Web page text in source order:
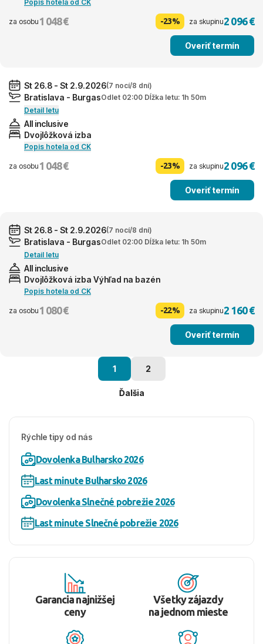
Popis hotela od CK
za osobu 1 048 € -23% za skupinu2 096 €
Overiť termín
St 26.8 - St 2.9.2026(7 nocí/8 dní)
Bratislava - BurgasOdlet 02:00 Dĺžka letu: 1h 50m
Detail letu
All inclusive
Dvojlôžková izba
Popis hotela od CK
za osobu 1 048 € -23% za skupinu2 096 €
Overiť termín
St 26.8 - St 2.9.2026(7 nocí/8 dní)
Bratislava - BurgasOdlet 02:00 Dĺžka letu: 1h 50m
Detail letu
All inclusive
Dvojlôžková izba Výhľad na bazén
Popis hotela od CK
za osobu 1 080 € -22% za skupinu2 160 €
Overiť termín
1 2
Ďalšia
Rýchle tipy od nás
Dovolenka Bulharsko 2026
Last minute Bulharsko 2026
Dovolenka Slnečné pobrežie 2026
Last minute Slnečné pobrežie 2026
Garancia najnižšej
ceny
Všetky zájazdy
na jednom mieste